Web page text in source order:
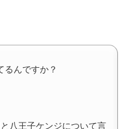
るんですか？
八王子ケンジについて言